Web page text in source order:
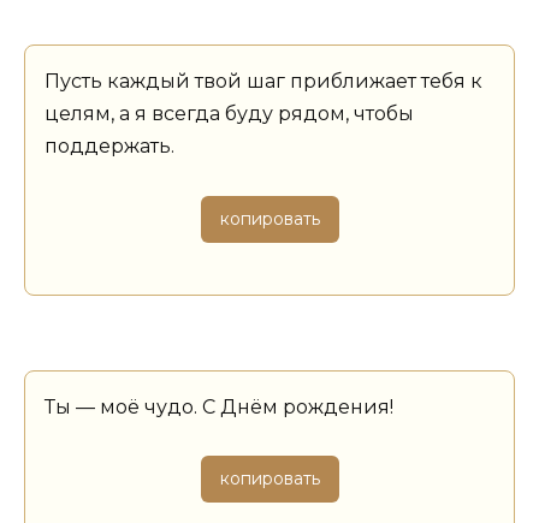
Пусть каждый твой шаг приближает тебя к
целям, а я всегда буду рядом, чтобы
поддержать.
копировать
Ты — моё чудо. С Днём рождения!
копировать